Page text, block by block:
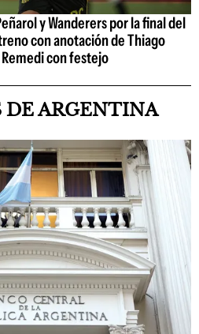
y Wanderers por la final del
con anotación de Thiago
Remedi con festejo
ARGENTINA